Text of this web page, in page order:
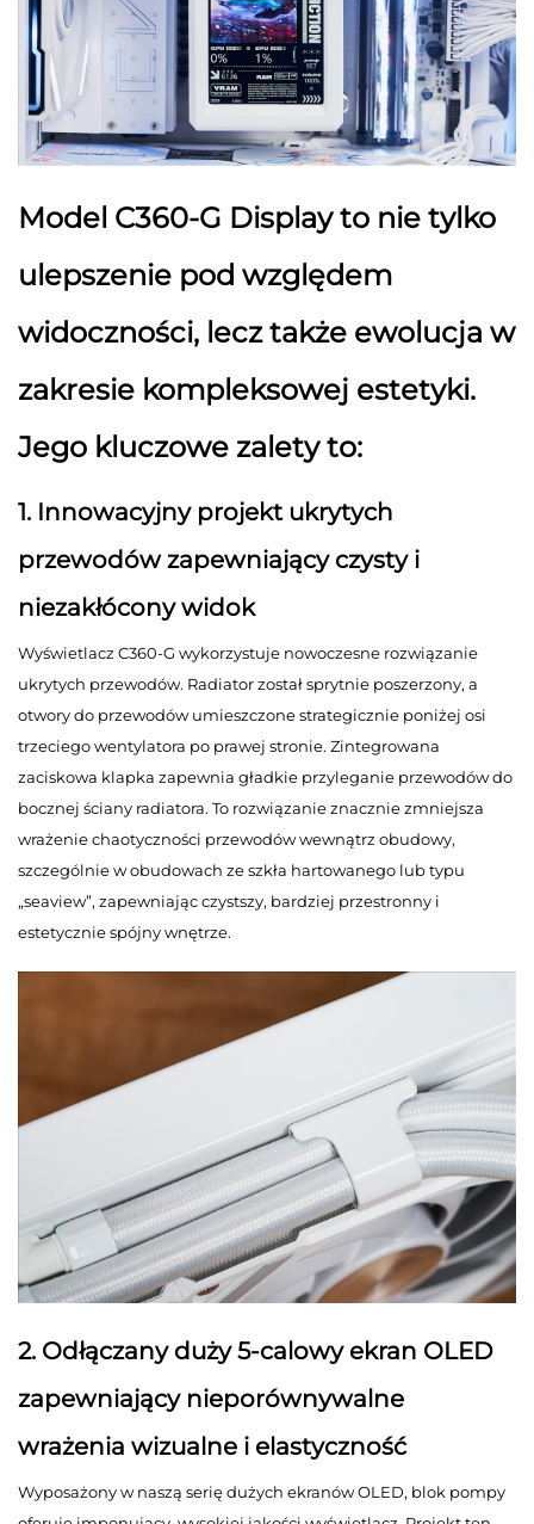
Model C360-G Display to nie tylko
ulepszenie pod względem
widoczności, lecz także ewolucja w
zakresie kompleksowej estetyki.
Jego kluczowe zalety to:
1. Innowacyjny projekt ukrytych
przewodów zapewniający czysty i
niezakłócony widok
Wyświetlacz C360-G wykorzystuje nowoczesne rozwiązanie
ukrytych przewodów. Radiator został sprytnie poszerzony, a
otwory do przewodów umieszczone strategicznie poniżej osi
trzeciego wentylatora po prawej stronie. Zintegrowana
zaciskowa klapka zapewnia gładkie przyleganie przewodów do
bocznej ściany radiatora. To rozwiązanie znacznie zmniejsza
wrażenie chaotyczności przewodów wewnątrz obudowy,
szczególnie w obudowach ze szkła hartowanego lub typu
„seaview”, zapewniając czystszy, bardziej przestronny i
estetycznie spójny wnętrze.
2. Odłączany duży 5-calowy ekran OLED
zapewniający nieporównywalne
wrażenia wizualne i elastyczność
Wyposażony w naszą serię dużych ekranów OLED, blok pompy